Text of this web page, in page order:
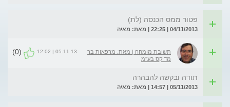
פטור ממס הכנסה (לת)
04/11/2013 | 22:25 | מאת: מאיה
תשובת מומחה | מאת: מרפאות בר
מדיקס בע"מ
05.11.13 | 12:02
(0)
תודה ובקשה להבהרה
05/11/2013 | 14:57 | מאת: מאיה